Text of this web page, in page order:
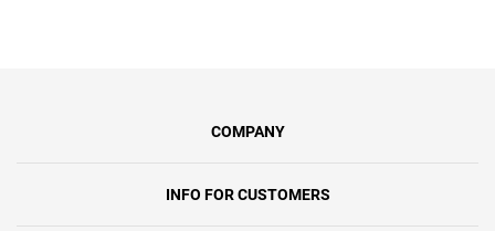
COMPANY
INFO FOR CUSTOMERS